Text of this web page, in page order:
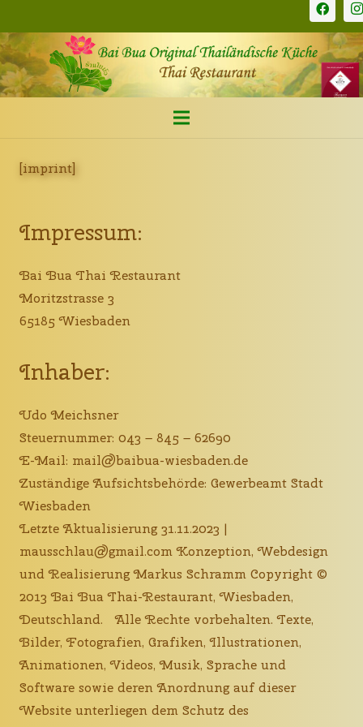
[imprint]
Impressum:
Bai Bua Thai Restaurant
Moritzstrasse 3
65185 Wiesbaden
Inhaber:
Udo Meichsner
Steuernummer: 043 – 845 – 62690
E-Mail: mail@baibua-wiesbaden.de
Zuständige Aufsichtsbehörde: Gewerbeamt Stadt
Wiesbaden
Letzte Aktualisierung 31.11.2023 |
mausschlau@gmail.com Konzeption, Webdesign
und Realisierung Markus Schramm Copyright ©
2013 Bai Bua Thai-Restaurant, Wiesbaden,
Deutschland. Alle Rechte vorbehalten. Texte,
Bilder, Fotografien, Grafiken, Illustrationen,
Animationen, Videos, Musik, Sprache und
Software sowie deren Anordnung auf dieser
Website unterliegen dem Schutz des